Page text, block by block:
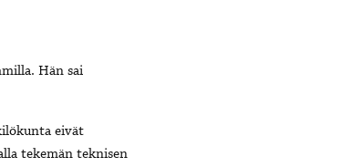
Hän sai
eivät
tekemän teknisen